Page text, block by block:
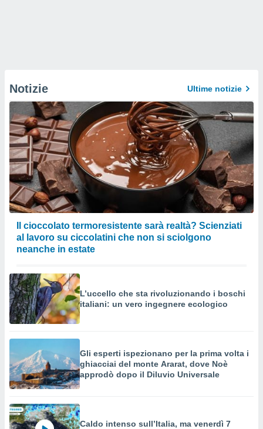
Notizie Ultime notizie
Il cioccolato termoresistente sarà realtà? Scienziati
al lavoro su ciccolatini che non si sciolgono
neanche in estate
L’uccello che sta rivoluzionando i boschi
italiani: un vero ingegnere ecologico
Gli esperti ispezionano per la prima volta i
ghiacciai del monte Ararat, dove Noè
approdò dopo il Diluvio Universale
Caldo intenso sull’Italia, ma venerdì 7